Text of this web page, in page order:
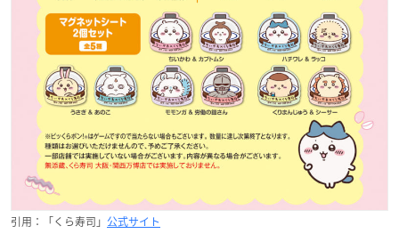
引用：「くら寿司」 公式サイト